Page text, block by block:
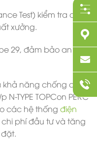
Test) kiểm tra chất
xưởng.
29, đảm bảo an
khả năng chống chịu
N-TYPE TOPCon PERC
các hệ thống điện
phí đầu tư và tăng